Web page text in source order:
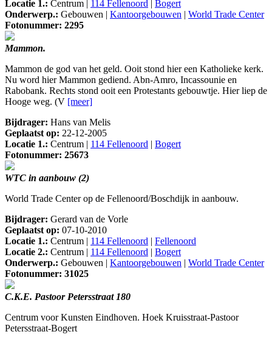
Locatie 1.: Centrum | 114 Fellenoord
Bogert
Onderwerp.: Gebouwen | Kantoorgebouwen | World Trade Center
Fotonummer: 2295
Mammon.
Mammon de god van het geld. Ooit stond hier een Katholieke kerk.
Nu word hier Mammon gediend. Abn-Amro, Incassounie en
Rabobank. Rechts stond ooit een Protestants gebouwtje. Hier liep de
Hooge weg. (V [meer]
Bijdrager: Hans van Melis
Geplaatst op: 22-12-2005
Locatie 1.: Centrum | 114 Fellenoord | Bogert
Fotonummer: 25673
WTC in aanbouw (2)
World Trade Center op de Fellenoord/Boschdijk in aanbouw.
Bijdrager: Gerard van de Vorle
Geplaatst op: 07-10-2010
Locatie 1.: Centrum | 114 Fellenoord | Fellenoord
Locatie 2.: Centrum | 114 Fellenoord | Bogert
Onderwerp.: Gebouwen | Kantoorgebouwen | World Trade Center
Fotonummer: 31025
C.K.E. Pastoor Petersstraat 180
Centrum voor Kunsten Eindhoven. Hoek Kruisstraat-Pastoor
Petersstraat-Bogert